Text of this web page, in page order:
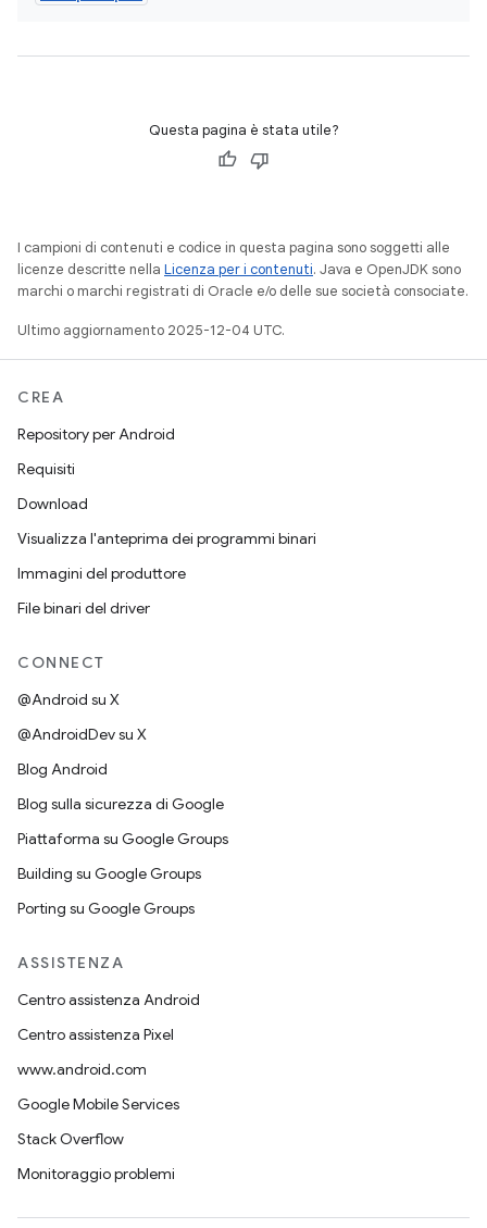
Questa pagina è stata utile?
I campioni di contenuti e codice in questa pagina sono soggetti alle
licenze descritte nella Licenza per i contenuti. Java e OpenJDK sono
marchi o marchi registrati di Oracle e/o delle sue società consociate.
Ultimo aggiornamento 2025-12-04 UTC.
CREA
Repository per Android
Requisiti
Download
Visualizza l'anteprima dei programmi binari
Immagini del produttore
File binari del driver
CONNECT
@Android su X
@AndroidDev su X
Blog Android
Blog sulla sicurezza di Google
Piattaforma su Google Groups
Building su Google Groups
Porting su Google Groups
ASSISTENZA
Centro assistenza Android
Centro assistenza Pixel
www.android.com
Google Mobile Services
Stack Overflow
Monitoraggio problemi